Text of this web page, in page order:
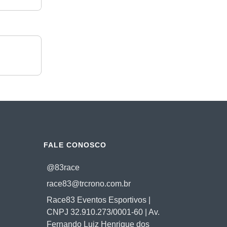
FALE CONOSCO
@83race
race83@trcrono.com.br
Race83 Eventos Esportivos |
CNPJ 32.910.273/0001-60 | Av.
Fernando Luiz Henrique dos